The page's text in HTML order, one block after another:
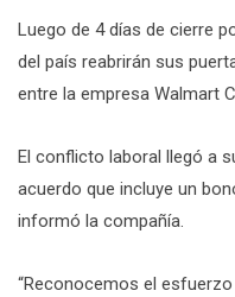
Luego de 4 días de cierre
del país reabrirán sus
entre la empresa Walmart
El conflicto laboral llegó a
acuerdo que incluye un
informó la compañía.
“Reconocemos el